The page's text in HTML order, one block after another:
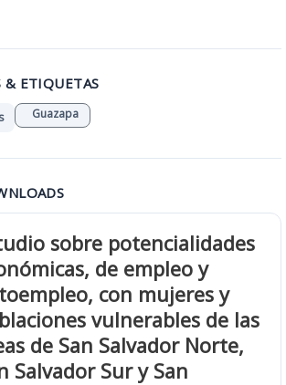
& ETIQUETAS
Guazapa
sobre potencialidades
de empleo y
con mujeres y
vulnerables de las
de San Salvador Norte,
Salvador Sur y San